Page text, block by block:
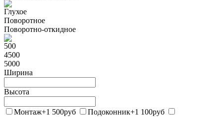
Глухое
Поворотное
Поворотно-откидное
500
4500
5000
Ширина
Высота
Монтаж+1 500руб Подоконник+1 100руб